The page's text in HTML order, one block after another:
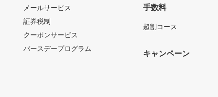
メールサービス
証券税制
クーポンサービス
バースデープログラム
手数料
超割コース
キャンペーン